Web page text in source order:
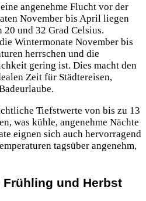
angenehme Flucht vor der
November bis April liegen
20 und 32 Grad Celsius.
Wintermonate November bis
herrschen und die
gering ist. Dies macht den
Zeit für Städtereisen,
Tiefstwerte von bis zu 13
was kühle, angenehme Nächte
eignen sich auch hervorragend
tagsüber angenehm,
Frühling und Herbst